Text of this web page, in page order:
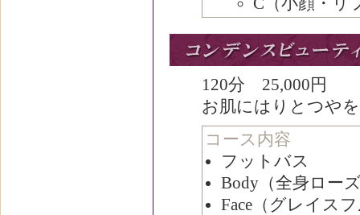
120分 25,000円
お肌にはりとつや
コース内容
フットバス
Body（全身ロー
Face（グレイス